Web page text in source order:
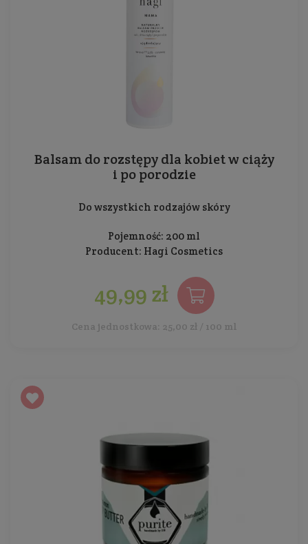
Balsam do rozstępy dla kobiet w ciąży
i po porodzie
Do wszystkich rodzajów skóry
Pojemność: 200 ml
Producent: Hagi Cosmetics
49,99 zł
Cena jednostkowa: 25,00 zł / 100 ml